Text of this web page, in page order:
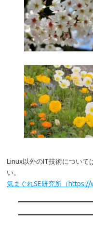
Linux以外のIT技術について
い。
気まぐれSE研究所（https://